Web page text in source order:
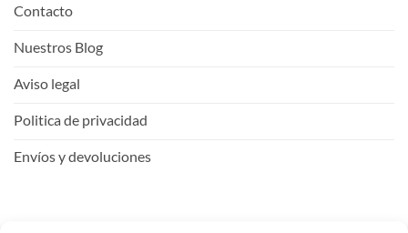
Contacto
Nuestros Blog
Aviso legal
Politica de privacidad
Envíos y devoluciones